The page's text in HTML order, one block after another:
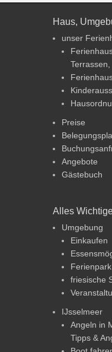
Haus,
unser
Preise
Angebote
Gästebuch
Alles
Umgebung
Einkaufen
Ferienpark
friesische
IJsselmeer
Angeln in
Tipps &